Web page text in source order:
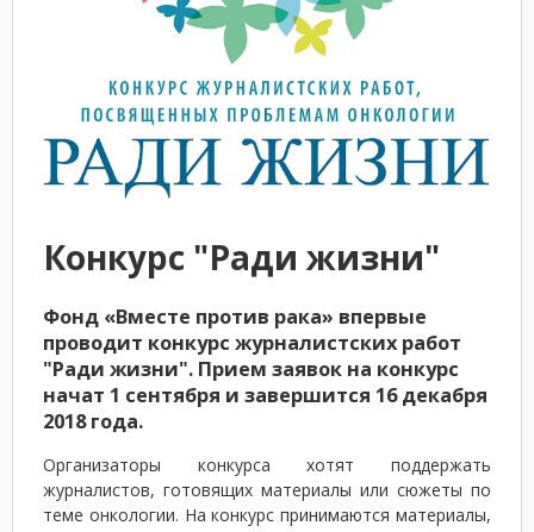
Конкурс "Ради жизни"
Фонд «Вместе против рака» впервые
проводит конкурс журналистских работ
"Ради жизни". Прием заявок на конкурс
начат 1 сентября и завершится 16 декабря
2018 года.
Организаторы конкурса хотят поддержать
журналистов, готовящих материалы или сюжеты по
теме онкологии. На конкурс принимаются материалы,